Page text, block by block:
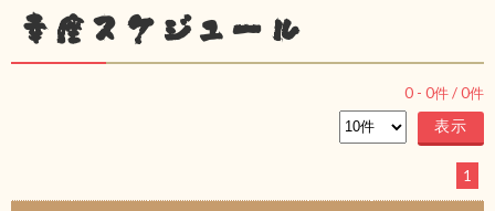
幸座スケジュール
0 - 0件 /0件
1